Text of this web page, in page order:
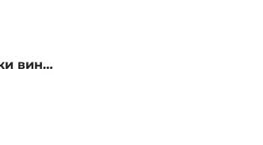
Перчатки виниловые неопудренные CTP-BS, размер S